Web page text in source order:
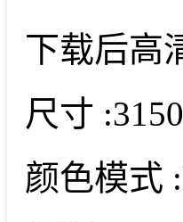
下载后高
尺寸 :
颜色模式 :